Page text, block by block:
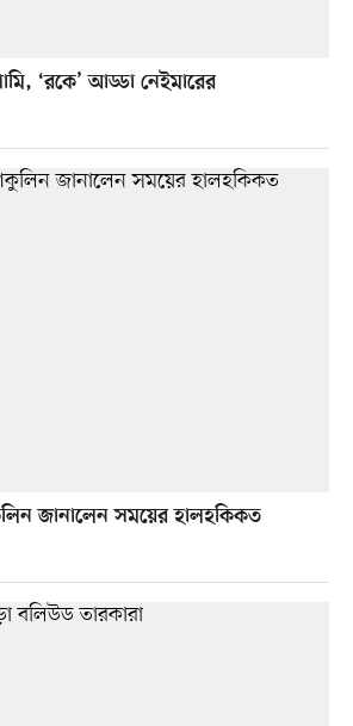
‘রকে’ আড্ডা নেইমারের
জানালেন সময়ের হালহকিকত